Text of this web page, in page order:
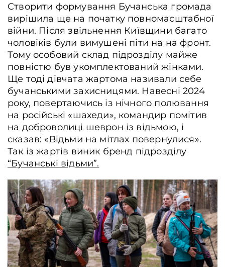
Створити формування Бучанська громада
вирішила ще на початку повномасштабної
війни. Після звільнення Київщини багато
чоловіків були вимушені піти на на фронт.
Тому особовий склад підрозділу майже
повністю був укомплектований жінками.
Ще тоді дівчата жартома називали себе
бучанськими захисницями. Навесні 2024
року, повертаючись із нічного полювання
на російські «шахеди», командир помітив
на доброволиці шеврон із відьмою, і
сказав: «Відьми на мітлах повернулися».
Так із жартів виник бренд підрозділу
“Бучанські відьми”.